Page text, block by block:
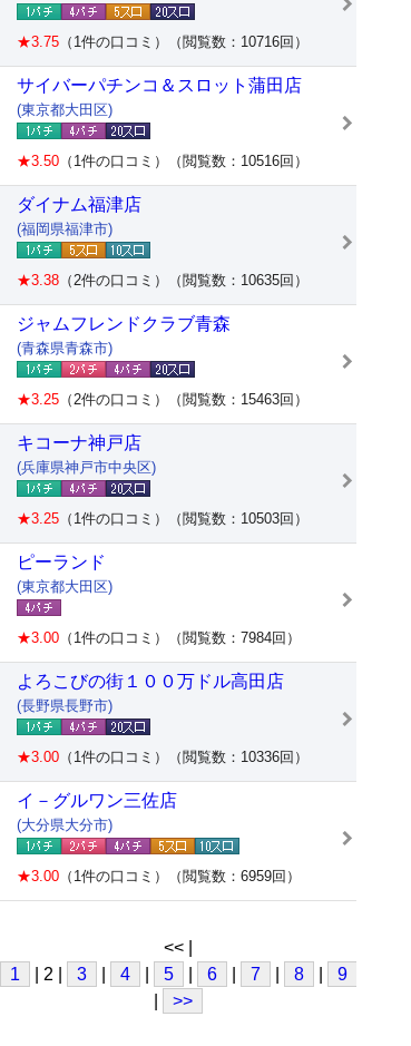
★3.75 （1件の口コミ）（閲覧数：10716回）
サイバーパチンコ＆スロット蒲田店
(東京都大田区)
★3.50 （1件の口コミ）（閲覧数：10516回）
ダイナム福津店
(福岡県福津市)
★3.38 （2件の口コミ）（閲覧数：10635回）
ジャムフレンドクラブ青森
(青森県青森市)
★3.25 （2件の口コミ）（閲覧数：15463回）
キコーナ神戸店
(兵庫県神戸市中央区)
★3.25 （1件の口コミ）（閲覧数：10503回）
ピーランド
(東京都大田区)
★3.00 （1件の口コミ）（閲覧数：7984回）
よろこびの街１００万ドル高田店
(長野県長野市)
★3.00 （1件の口コミ）（閲覧数：10336回）
イ－グルワン三佐店
(大分県大分市)
★3.00 （1件の口コミ）（閲覧数：6959回）
<< |
1
| 2 | 3 4 5 6 7 8 9
>>